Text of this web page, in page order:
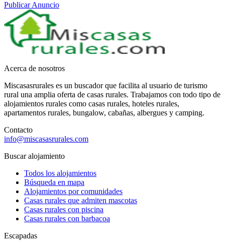
Publicar Anuncio
Acerca de nosotros
Miscasasrurales es un buscador que facilita al usuario de turismo
rural una amplia oferta de casas rurales. Trabajamos con todo tipo de
alojamientos rurales como casas rurales, hoteles rurales,
apartamentos rurales, bungalow, cabañas, albergues y camping.
Contacto
info@miscasasrurales.com
Buscar alojamiento
Todos los alojamientos
Búsqueda en mapa
Alojamientos por comunidades
Casas rurales que admiten mascotas
Casas rurales con piscina
Casas rurales con barbacoa
Escapadas